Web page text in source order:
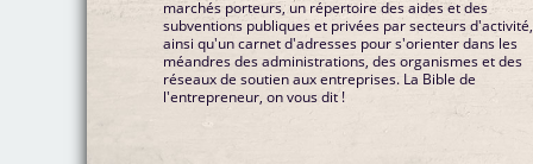
marchés porteurs, un répertoire des aides et des
subventions publiques et privées par secteurs d'activité,
ainsi qu'un carnet d'adresses pour s'orienter dans les
méandres des administrations, des organismes et des
réseaux de soutien aux entreprises. La Bible de
l'entrepreneur, on vous dit !